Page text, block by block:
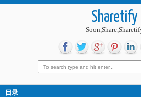
Sharetify
目录